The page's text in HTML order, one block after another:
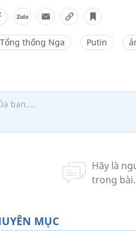
Tổng thống Nga Putin
MỤC